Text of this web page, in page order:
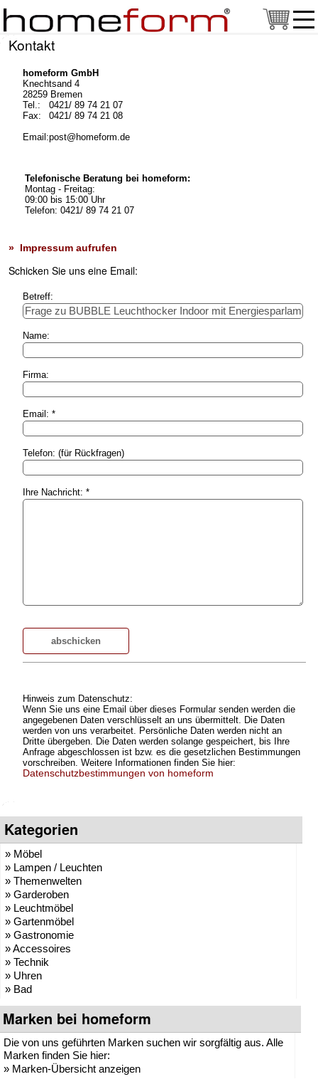
Kontakt
homeform GmbH
Knechtsand 4
28259 Bremen
Tel.:
0421/ 89 74 21 07
Fax:
0421/ 89 74 21 08
Email:post@homeform.de
Telefonische Beratung bei homeform:
Montag - Freitag:
09:00 bis 15:00 Uhr
Telefon: 0421/ 89 74 21 07
» Impressum aufrufen
Schicken Sie uns eine Email:
Betreff:
Name:
Firma:
Email: *
Telefon: (für Rückfragen)
Ihre Nachricht: *
Hinweis zum Datenschutz:
Wenn Sie uns eine Email über dieses Formular senden werden die
angegebenen Daten verschlüsselt an uns übermittelt. Die Daten
werden von uns verarbeitet. Persönliche Daten werden nicht an
Dritte übergeben. Die Daten werden solange gespeichert, bis Ihre
Anfrage abgeschlossen ist bzw. es die gesetzlichen Bestimmungen
vorschreiben. Weitere Informationen finden Sie hier:
Datenschutzbestimmungen von homeform
Kategorien
» Möbel
» Lampen / Leuchten
» Themenwelten
» Garderoben
» Leuchtmöbel
» Gartenmöbel
» Gastronomie
» Accessoires
» Technik
» Uhren
» Bad
Marken bei homeform
Die von uns geführten Marken suchen wir sorgfältig aus. Alle
Marken finden Sie hier:
» Marken-Übersicht anzeigen